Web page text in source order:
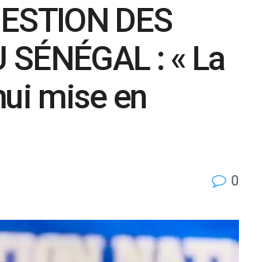
DES
: « La
mise en
0